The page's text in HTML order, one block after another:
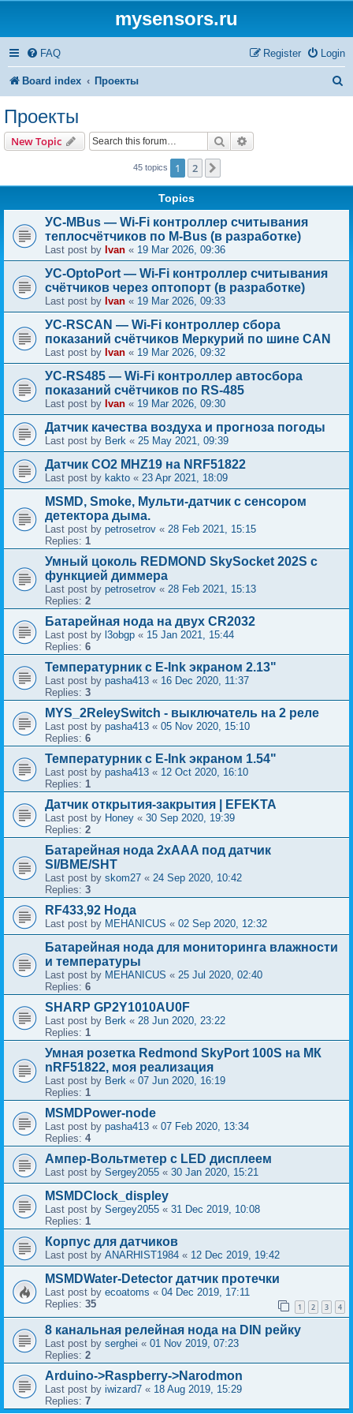
mysensors.ru
FAQ Login
Register
Board index Проекты
Проекты
New Topic Search
45 topics 1 2
Topics
УС-MBus — Wi-Fi контроллер считывания
теплосчётчиков по M-Bus (в разработке)
Last post by Ivan « 19 Mar 2026, 09:36
УС-OptoPort — Wi-Fi контроллер считывания
счётчиков через оптопорт (в разработке)
Last post by Ivan « 19 Mar 2026, 09:33
УС-RSCAN — Wi-Fi контроллер сбора
показаний счётчиков Меркурий по шине CAN
Last post by Ivan « 19 Mar 2026, 09:32
УС-RS485 — Wi-Fi контроллер автосбора
показаний счётчиков по RS-485
Last post by Ivan « 19 Mar 2026, 09:30
Датчик качества воздуха и прогноза погоды
Last post by Berk « 25 May 2021, 09:39
Датчик CO2 MHZ19 на NRF51822
Last post by kakto « 23 Apr 2021, 18:09
MSMD, Smoke, Мульти-датчик с сенсором
детектора дыма.
Last post by petrosetrov « 28 Feb 2021, 15:15
Replies: 1
Умный цоколь REDMOND SkySocket 202S с
функцией диммера
Last post by petrosetrov « 28 Feb 2021, 15:13
Replies: 2
Батарейная нода на двух CR2032
Last post by l3obgp « 15 Jan 2021, 15:44
Replies: 6
Температурник с E-Ink экраном 2.13"
Last post by pasha413 « 16 Dec 2020, 11:37
Replies: 3
MYS_2ReleySwitch - выключатель на 2 реле
Last post by pasha413 « 05 Nov 2020, 15:10
Replies: 6
Температурник с E-Ink экраном 1.54"
Last post by pasha413 « 12 Oct 2020, 16:10
Replies: 1
Датчик открытия-закрытия | EFEKTA
Last post by Honey « 30 Sep 2020, 19:39
Replies: 2
Батарейная нода 2xAAA под датчик
SI/BME/SHT
Last post by skom27 « 24 Sep 2020, 10:42
Replies: 3
RF433,92 Нода
Last post by MEHANICUS « 02 Sep 2020, 12:32
Батарейная нода для мониторинга влажности
и температуры
Last post by MEHANICUS « 25 Jul 2020, 02:40
Replies: 6
SHARP GP2Y1010AU0F
Last post by Berk « 28 Jun 2020, 23:22
Replies: 1
Умная розетка Redmond SkyPort 100S на МК
nRF51822, моя реализация
Last post by Berk « 07 Jun 2020, 16:19
Replies: 1
MSMDPower-node
Last post by pasha413 « 07 Feb 2020, 13:34
Replies: 4
Ампер-Вольтметер с LED дисплеем
Last post by Sergey2055 « 30 Jan 2020, 15:21
MSMDClock_displey
Last post by Sergey2055 « 31 Dec 2019, 10:08
Replies: 1
Корпус для датчиков
Last post by ANARHIST1984 « 12 Dec 2019, 19:42
MSMDWater-Detector датчик протечки
Last post by ecoatoms « 04 Dec 2019, 17:11
Replies: 35 1 2 3 4
8 канальная релейная нода на DIN рейку
Last post by serghei « 01 Nov 2019, 07:23
Replies: 2
Arduino->Raspberry->Narodmon
Last post by iwizard7 « 18 Aug 2019, 15:29
Replies: 7